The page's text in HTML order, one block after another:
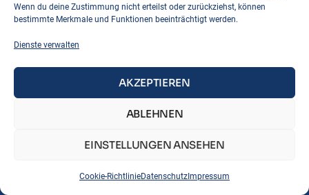
Wenn du deine Zustimmung nicht erteilst oder zurückziehst, können
bestimmte Merkmale und Funktionen beeinträchtigt werden.
Dienste verwalten
AKZEPTIEREN
ABLEHNEN
EINSTELLUNGEN ANSEHEN
Cookie-RichtlinieDatenschutz Impressum
BLSV
Korbball Regeln